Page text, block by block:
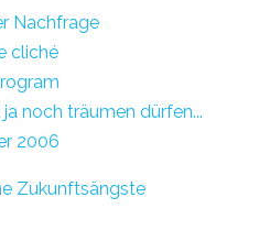
Nachfrage
cliché
noch träumen dürfen...
2006
Zukunftsängste